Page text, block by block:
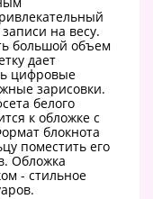
на весу.
большой объем
дает
цифровые
зарисовки.
белого
к обложке с
блокнота
поместить его
Обложка
- стильное